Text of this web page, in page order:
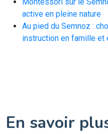
active en pleine nature
Au pied du Semnoz :
instruction en famille et
En savoir